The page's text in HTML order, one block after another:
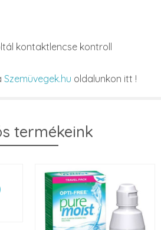
kontaktlencse kontroll
Szemüvegek.hu oldalunkon itt !
termékeink